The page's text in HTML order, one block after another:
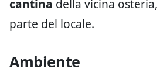
cantina della vicina
parte del locale.
Ambiente